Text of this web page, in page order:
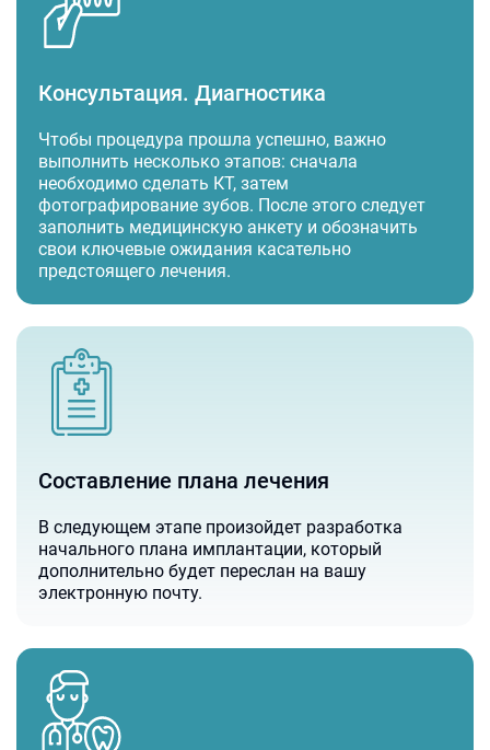
Консультация. Диагностика
Чтобы процедура прошла успешно, важно
выполнить несколько этапов: сначала
необходимо сделать КТ, затем
фотографирование зубов. После этого следует
заполнить медицинскую анкету и обозначить
свои ключевые ожидания касательно
предстоящего лечения.
Составление плана лечения
В следующем этапе произойдет разработка
начального плана имплантации, который
дополнительно будет переслан на вашу
электронную почту.